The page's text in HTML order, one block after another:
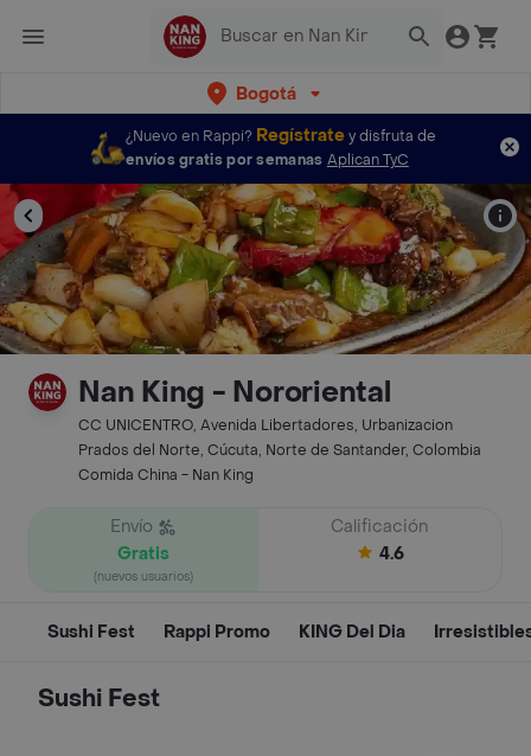
Bogotá
¿Nuevo en Rappi? Regístratey disfruta de
envíos gratis por semanas Aplican TyC
Nan King - Nororiental
CC UNICENTRO, Avenida Libertadores, Urbanizacion
Prados del Norte, Cúcuta, Norte de Santander, Colombia
Comida China - Nan King
Envío
Gratis
(nuevos usuarios)
Calificación
4.6
Sushi Fest Rappi Promo KING Del Dia
Sushi Fest